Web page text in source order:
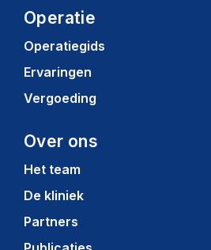
Operatie
Operatiegids
Ervaringen
Vergoeding
Over ons
Het team
De kliniek
Partners